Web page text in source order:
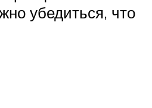
убедиться, что